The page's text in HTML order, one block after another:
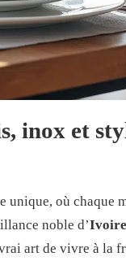
inox et
où chaque
noble d’
art de vivre à la